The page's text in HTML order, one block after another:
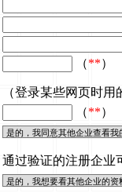
（**）
（登录某些网页
（**）
通过验证的注册企业